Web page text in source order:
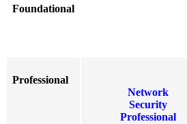
Foundational
Professional
Network
Security
Professional